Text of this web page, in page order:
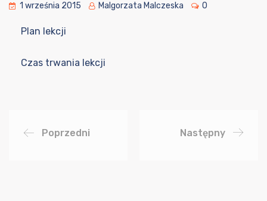
1 września 2015 Malgorzata Malczeska 0
Plan lekcji
Czas trwania lekcji
Poprzedni Następny